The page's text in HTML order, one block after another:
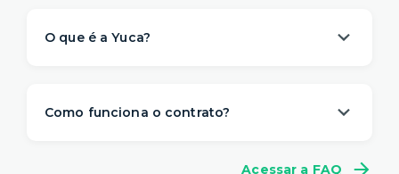
O que é a Yuca?
morar . Nós descomplicamos o aluguel para
– e isso começa antes
Como funciona o contrato?
Acessar a FAQ